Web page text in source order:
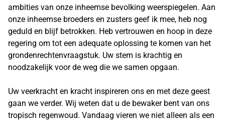
ambities van onze inheemse bevolking weerspiegelen. Aan
onze inheemse broeders en zusters geef ik mee, heb nog
geduld en blijf betrokken. Heb vertrouwen en hoop in deze
regering om tot een adequate oplossing te komen van het
grondenrechtenvraagstuk. Uw stem is krachtig en
noodzakelijk voor de weg die we samen opgaan.
Uw veerkracht en kracht inspireren ons en met deze geest
gaan we verder. Wij weten dat u de bewaker bent van ons
tropisch regenwoud. Vandaag vieren we niet alleen als een